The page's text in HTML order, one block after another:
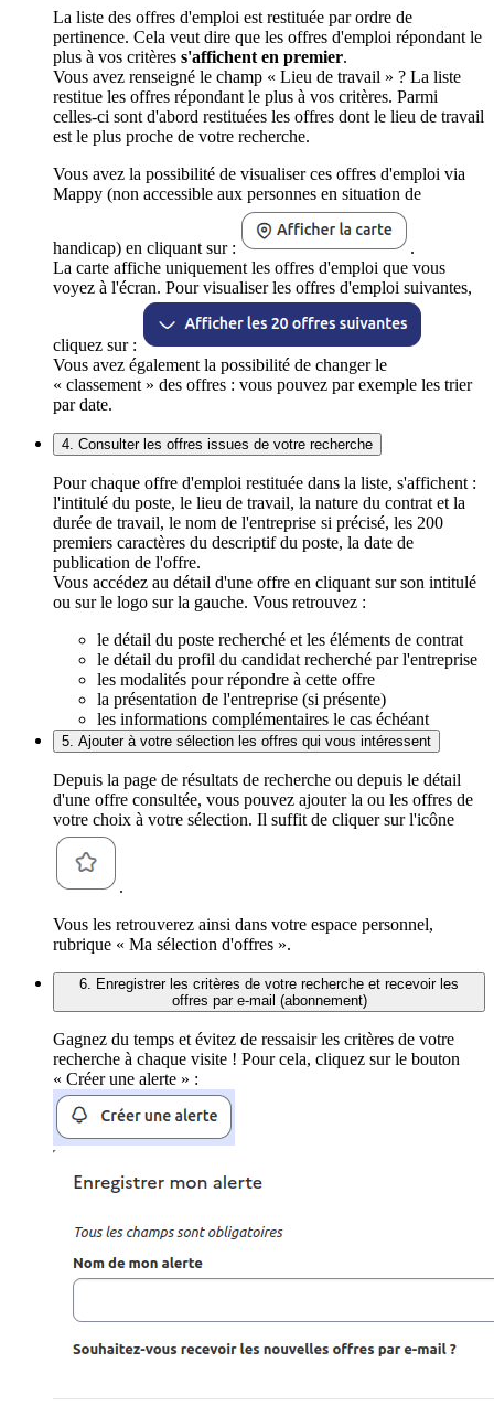
La liste des offres d'emploi est restituée par ordre de
pertinence. Cela veut dire que les offres d'emploi répondant le
plus à vos critères s'affichent en premier.
Vous avez renseigné le champ « Lieu de travail » ? La liste
restitue les offres répondant le plus à vos critères. Parmi
celles-ci sont d'abord restituées les offres dont le lieu de travail
est le plus proche de votre recherche.
Vous avez la possibilité de visualiser ces offres d'emploi via
Mappy (non accessible aux personnes en situation de
handicap) en cliquant sur :
.
La carte affiche uniquement les offres d'emploi que vous
voyez à l'écran. Pour visualiser les offres d'emploi suivantes,
cliquez sur :
Vous avez également la possibilité de changer le
« classement » des offres : vous pouvez par exemple les trier
par date.
4. Consulter les offres issues de votre recherche
Pour chaque offre d'emploi restituée dans la liste, s'affichent :
l'intitulé du poste, le lieu de travail, la nature du contrat et la
durée de travail, le nom de l'entreprise si précisé, les 200
premiers caractères du descriptif du poste, la date de
publication de l'offre.
Vous accédez au détail d'une offre en cliquant sur son intitulé
ou sur le logo sur la gauche. Vous retrouvez :
le détail du poste recherché et les éléments de contrat
le détail du profil du candidat recherché par l'entreprise
les modalités pour répondre à cette offre
la présentation de l'entreprise (si présente)
les informations complémentaires le cas échéant
5. Ajouter à votre sélection les offres qui vous intéressent
Depuis la page de résultats de recherche ou depuis le détail
d'une offre consultée, vous pouvez ajouter la ou les offres de
votre choix à votre sélection. Il suffit de cliquer sur l'icône
.
Vous les retrouverez ainsi dans votre espace personnel,
rubrique « Ma sélection d'offres ».
6. Enregistrer les critères de votre recherche et recevoir les
offres par e-mail (abonnement)
Gagnez du temps et évitez de ressaisir les critères de votre
recherche à chaque visite ! Pour cela, cliquez sur le bouton
« Créer une alerte » :